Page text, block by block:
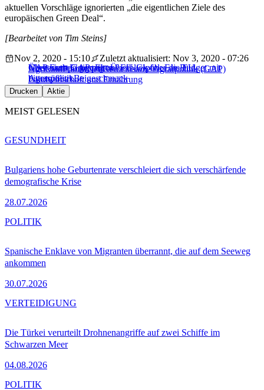
aktuellen Vorschläge ignorierten „die eigentlichen Ziele des
europäischen Green Deal“.
[Bearbeitet von Tim Steins]
GAP nach Einigung auf EU-Gipfel: Ein Budget mit
bittersüßem Beigeschmack
Mysterium GAP: Ein Überblick über die EU-
Agrarpolitik
Über Europa gespalten
Nov 2, 2020 - 15:10
Zuletzt aktualisiert: Nov 3, 2020 - 07:26
AgrifoodFrankreichGemeinsame Agrarpolitik (GAP)
Landwirtschaft und Ernährung
Drucken Aktie
MEIST GELESEN
Bulgariens hohe Geburtenrate verschleiert die sich verschärfende
demografische Krise
28.07.2026
GESUNDHEIT
Spanische Enklave von Migranten überrannt, die auf dem Seeweg
ankommen
30.07.2026
POLITIK
Die Türkei verurteilt Drohnenangriffe auf zwei Schiffe im
Schwarzen Meer
04.08.2026
VERTEIDIGUNG
POLITIK